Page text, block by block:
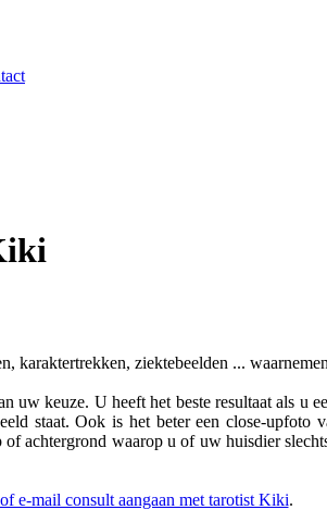
karaktertrekken, ziektebeelden ...
uw keuze. U heeft het beste resultaat als u
staat. Ook is het beter een close-upfoto
of achtergrond waarop u of uw huisdier
e-mail consult aangaan met tarotist Kiki.